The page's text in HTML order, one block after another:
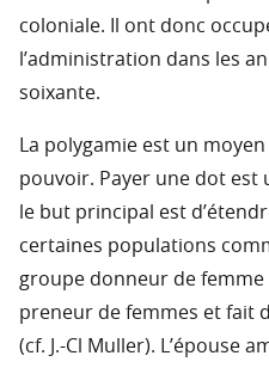
coloniale. Il ont donc
l’administration dans les
soixante.
La polygamie est un
pouvoir. Payer une dot est
le but principal est
certaines populations
groupe donneur de
preneur de femmes et fait
(cf. J.-Cl Muller). L’épouse